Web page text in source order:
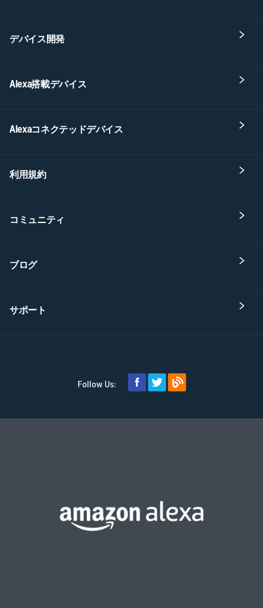
デバイス開発
Alexa搭載デバイス
Alexaコネクテッドデバイス
利用規約
コミュニティ
ブログ
サポート
Follow Us: